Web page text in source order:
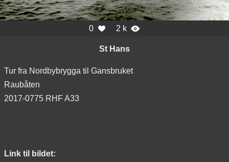
0  2 k 
St Hans
Tur fra Nordbybrygga til Gansbruket
Raubåten
2017-0775 RHF A33
Link til bildet: